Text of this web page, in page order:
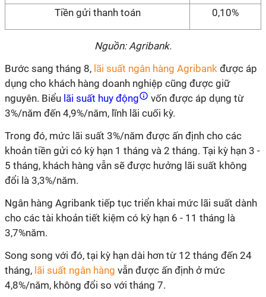
Tiền gửi thanh toán 0,10%
Nguồn: Agribank.
Bước sang tháng 8, lãi suất ngân hàng Agribank được áp
dụng cho khách hàng doanh nghiệp cũng được giữ
nguyên. Biểu lãi suất huy động
vốn được áp dụng từ
3%/năm đến 4,9%/năm, lĩnh lãi cuối kỳ.
Trong đó, mức lãi suất 3%/năm được ấn định cho các
khoản tiền gửi có kỳ hạn 1 tháng và 2 tháng. Tại kỳ hạn 3 -
5 tháng, khách hàng vẫn sẽ được hưởng lãi suất không
đổi là 3,3%/năm.
Ngân hàng Agribank tiếp tục triển khai mức lãi suất dành
cho các tài khoản tiết kiệm có kỳ hạn 6 - 11 tháng là
3,7%năm.
Song song với đó, tại kỳ hạn dài hơn từ 12 tháng đến 24
tháng, lãi suất ngân hàng vẫn được ấn định ở mức
4,8%/năm, không đổi so với tháng 7.